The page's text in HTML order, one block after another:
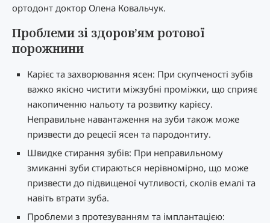
ортодонт доктор Олена Ковальчук.
Проблеми зі здоров’ям ротової
порожнини
Карієс та захворювання ясен: При скупченості зубів
важко якісно чистити міжзубні проміжки, що сприяє
накопиченню нальоту та розвитку карієсу.
Неправильне навантаження на зуби також може
призвести до рецесії ясен та пародонтиту.
Швидке стирання зубів: При неправильному
змиканні зуби стираються нерівномірно, що може
призвести до підвищеної чутливості, сколів емалі та
навіть втрати зуба.
Проблеми з протезуванням та імплантацією: